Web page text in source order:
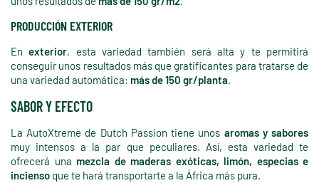
PRODUCCIÓN EXTERIOR
En exterior, esta variedad también será alta y te permitirá
conseguir unos resultados más que gratificantes para tratarse de
una variedad automática: más de 150 gr/planta.
SABOR Y EFECTO
La AutoXtreme de Dutch Passion tiene unos aromas y sabores
muy intensos a la par que peculiares. Así, esta variedad te
ofrecerá una mezcla de maderas exóticas, limón, especias e
incienso que te hará transportarte a la África más pura.